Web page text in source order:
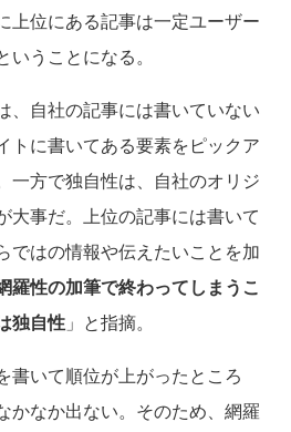
上位にある記事は一定ユーザー
うことになる。
、自社の記事には書いていない
トに書いてある要素をピックア
一方で独自性は、自社のオリジ
大事だ。上位の記事には書いて
ではの情報や伝えたいことを加
羅性の加筆で終わってしまうこ
独自性 」と指摘。
いて順位が上がったところ
かなか出ない。そのため、網羅